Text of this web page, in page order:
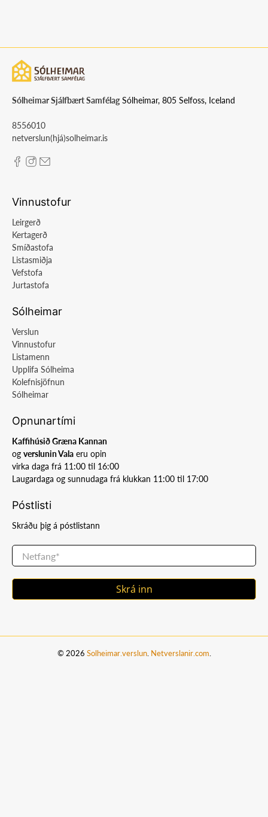
Sólheimar Sjálfbært SamfélagSólheimar, 805 Selfoss, Iceland
8556010
netverslun(hjá)solheimar.is
Vinnustofur
Leirgerð
Kertagerð
Smíðastofa
Listasmiðja
Vefstofa
Jurtastofa
Sólheimar
Verslun
Vinnustofur
Listamenn
Upplifa Sólheima
Kolefnisjöfnun
Sólheimar
Opnunartími
Kaffihúsið Græna Kannan
og verslunin Vala eru opin
virka daga frá 11:00 til 16:00
Laugardaga og sunnudaga frá klukkan 11:00 til 17:00
Póstlisti
Skráðu þig á póstlistann
Netfang
Skrá inn
© 2026 Solheimar.verslun. Netverslanir.com.